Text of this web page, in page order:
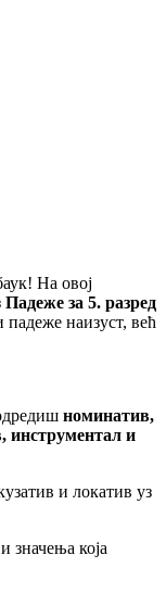
На овој
Падеже за 5. разред
наизуст, већ
номинатив,
инструментал и
и локатив уз
значења која